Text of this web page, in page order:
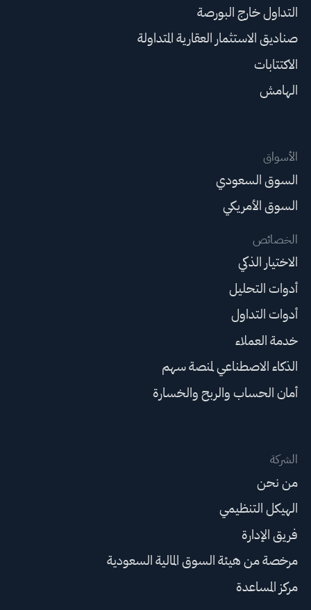
التداول خارج البورصة
صناديق الاستثمار العقارية المتداولة
الاكتتابات
الهامش
الأسواق
السوق السعودي
السوق الأمريكي
الخصائص
الاختيار الذكي
أدوات التحليل
أدوات التداول
خدمة العملاء
الذكاء الاصطناعي لمنصة سهم
أمان الحساب والربح والخسارة
الشركة
من نحن
الهيكل التنظيمي
فريق الإدارة
مرخصة من هيئة السوق المالية السعودية
مركز المساعدة